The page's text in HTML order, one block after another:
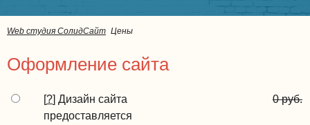
Web студия СолидСайт Цены
Оформление сайта
[?] Дизайн сайта
предоставляется
0 руб.